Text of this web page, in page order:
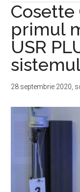
Cosette
primul
USR
28 septembrie 2020 ,